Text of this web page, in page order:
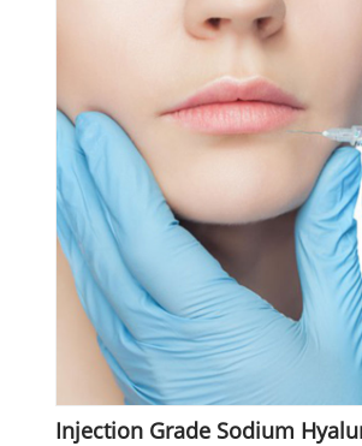
Injection Grade Sodium